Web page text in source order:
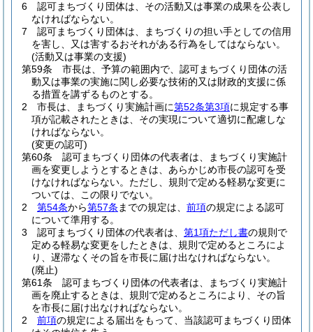
6
認可まちづくり団体は、その活動又は事業の成果を公表し
なければならない。
7
認可まちづくり団体は、まちづくりの担い手としての信用
を害し、又は害するおそれがある行為をしてはならない。
(活動又は事業の支援)
第59条
市長は、予算の範囲内で、認可まちづくり団体の活
動又は事業の実施に関し必要な技術的又は財政的支援に係
る措置を講ずるものとする。
2
市長は、まちづくり実施計画に第52条第3項に規定する事
項が記載されたときは、その実現について適切に配慮しな
ければならない。
(変更の認可)
第60条
認可まちづくり団体の代表者は、まちづくり実施計
画を変更しようとするときは、あらかじめ市長の認可を受
けなければならない。 ただし、規則で定める軽易な変更に
ついては、この限りでない。
2
第54条から第57条 までの規定は、 前項の規定による認可
について準用する。
3
認可まちづくり団体の代表者は、 第1項ただし書の規則で
定める軽易な変更をしたときは、規則で定めるところによ
り、遅滞なくその旨を市長に届け出なければならない。
(廃止)
第61条
認可まちづくり団体の代表者は、まちづくり実施計
画を廃止するときは、規則で定めるところにより、その旨
を市長に届け出なければならない。
2
前項の規定による届出をもって、当該認可まちづくり団体